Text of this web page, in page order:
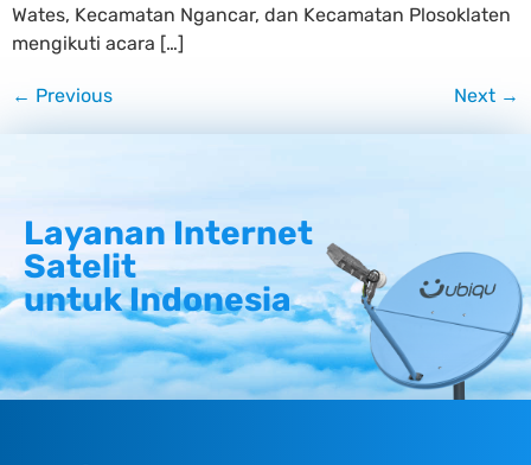
Wates, Kecamatan Ngancar, dan Kecamatan Plosoklaten
mengikuti acara […]
← Previous Next →
Layanan Internet
Satelit
untuk Indonesia